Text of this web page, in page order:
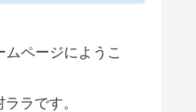
ページにようこ
ラです。